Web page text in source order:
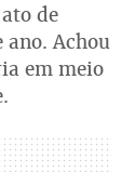
de
ano. Achou
em meio